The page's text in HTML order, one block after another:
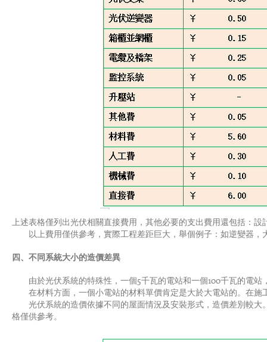
上述表格僅列出光伏相關直接費用，其他必要的支出費用還包括：
以上費用僅供參考，實際工程差距巨大，舉個例子：如逆變器，
四、不同系統大小的造價差異
由於光伏系統的特殊性，一個5千瓦的電站和一個100千瓦的電站
在材料方面，一個小電站的材料單價肯定是大於大電站的。在施
光伏系統的造價依據不同的屋面情況及安裝形式，造價差別較大
格僅供參考。